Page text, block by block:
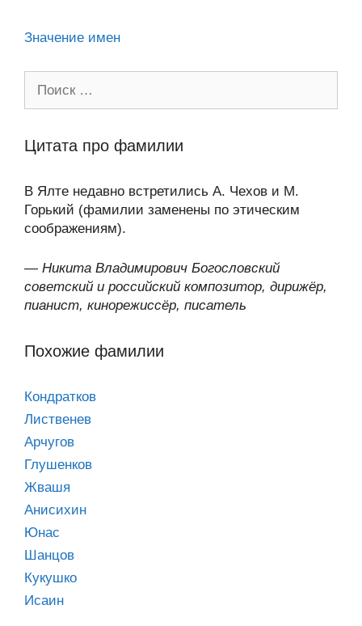
Значение имен
Цитата про фамилии
В Ялте недавно встретились А. Чехов и М.
Горький (фамилии заменены по этическим
соображениям).
— Никита Владимирович Богословский
советский и российский композитор, дирижёр,
пианист, кинорежиссёр, писатель
Похожие фамилии
Кондратков
Лиственев
Арчугов
Глушенков
Жвашя
Анисихин
Юнас
Шанцов
Кукушко
Исаин